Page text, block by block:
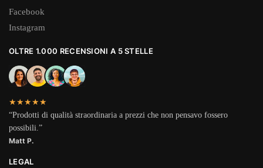
Facebook
Instagram
OLTRE 1.000 RECENSIONI A 5 STELLE
★★★★★
“Prodotti di qualità straordinaria a prezzi che non pensavo fossero
possibili.”
Matt P.
LEGAL